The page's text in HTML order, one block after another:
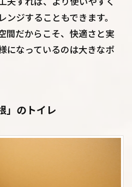
ジすることもできます。
間だからこそ、快適さと実
になっているのは大きなポ
」のトイレ